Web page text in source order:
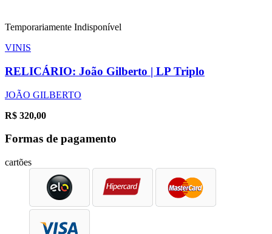
Temporariamente Indisponível
VINIS
RELICÁRIO: João Gilberto | LP Triplo
JOÃO GILBERTO
R$ 320,00
Formas de pagamento
cartões